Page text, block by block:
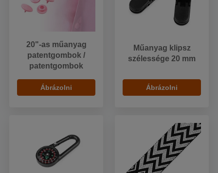
20"-as műanyag
patentgombok /
patentgombok
Ábrázolni
Műanyag klipsz
szélessége 20 mm
Ábrázolni